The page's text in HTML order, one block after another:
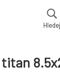
Hledej